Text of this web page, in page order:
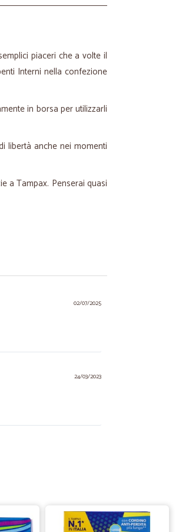
piaceri che a volte il
Interni nella confezione
in borsa per utilizzarli
libertà anche nei momenti
a Tampax. Penserai quasi
02/07/2025
24/03/2023
05/11/2020